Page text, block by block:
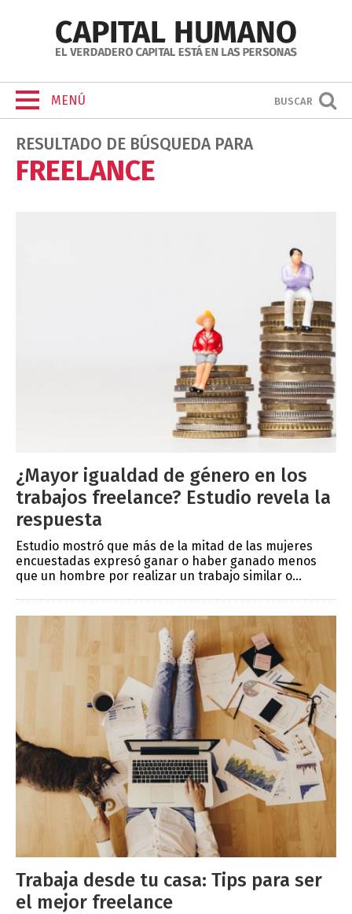
MENÚ BUSCAR
RESULTADO DE BÚSQUEDA PARA
FREELANCE
¿Mayor igualdad de género en los
trabajos freelance? Estudio revela la
respuesta
Estudio mostró que más de la mitad de las mujeres
encuestadas expresó ganar o haber ganado menos
que un hombre por realizar un trabajo similar o...
Trabaja desde tu casa: Tips para ser
el mejor freelance